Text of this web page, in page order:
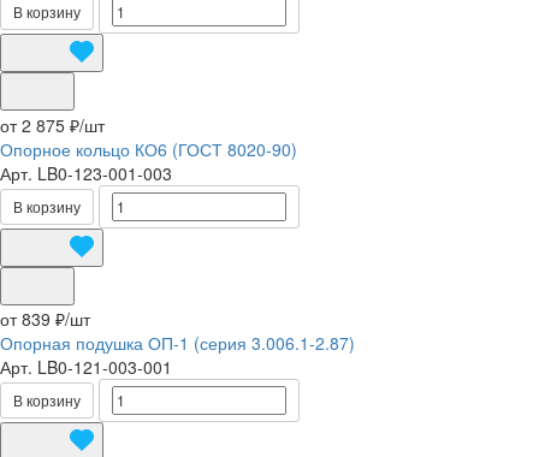
В корзину
от 2 875 ₽/шт
Опорное кольцо КО6 (ГОСТ 8020-90)
Арт. LB0-123-001-003
В корзину
от 839 ₽/шт
Опорная подушка ОП-1 (серия 3.006.1-2.87)
Арт. LB0-121-003-001
В корзину